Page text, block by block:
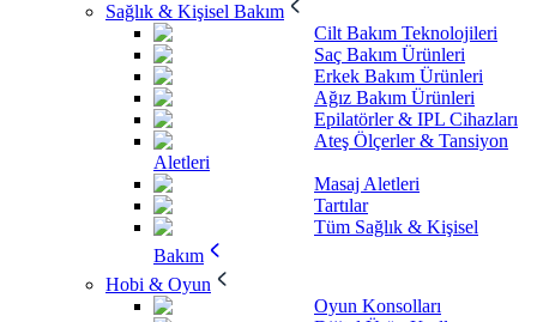
Sağlık & Kişisel Bakım
Cilt Bakım Teknolojileri
Saç Bakım Ürünleri
Erkek Bakım Ürünleri
Ağız Bakım Ürünleri
Epilatörler & IPL Cihazları
Ateş Ölçerler & Tansiyon
Aletleri
Masaj Aletleri
Tartılar
Tüm Sağlık & Kişisel
Bakım
Hobi & Oyun
Oyun Konsolları